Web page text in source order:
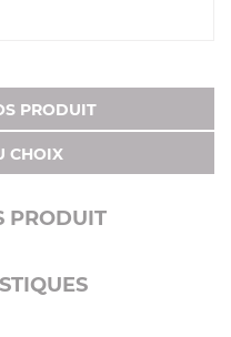
PRODUIT
CHOIX
PRODUIT